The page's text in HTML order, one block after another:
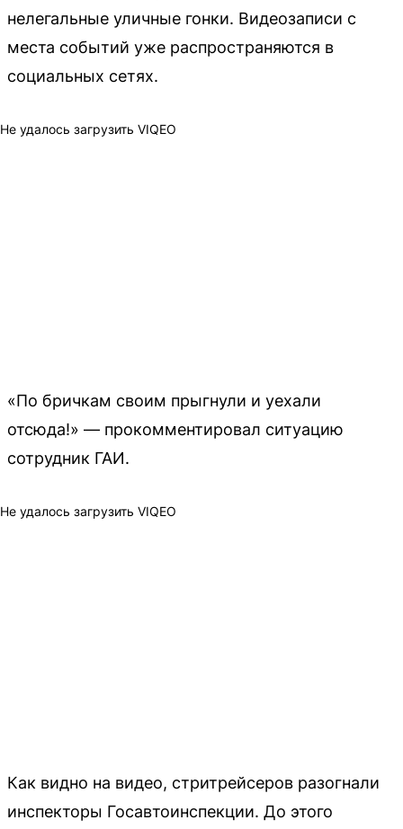
нелегальные уличные гонки. Видеозаписи с
места событий уже распространяются в
социальных сетях.
Не удалось загрузить VIQEO
«По бричкам своим прыгнули и уехали
отсюда!» — прокомментировал ситуацию
сотрудник ГАИ.
Не удалось загрузить VIQEO
Как видно на видео, стритрейсеров разогнали
инспекторы Госавтоинспекции. До этого